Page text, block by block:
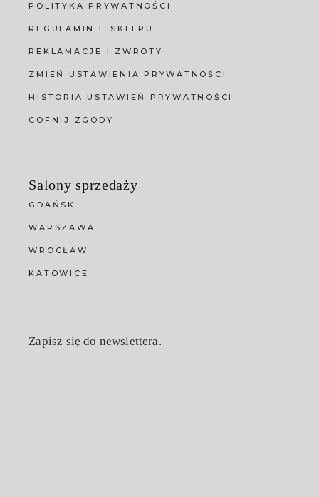
POLITYKA PRYWATNOŚCI
REGULAMIN E-SKLEPU
REKLAMACJE I ZWROTY
ZMIEŃ USTAWIENIA PRYWATNOŚCI
HISTORIA USTAWIEŃ PRYWATNOŚCI
COFNIJ ZGODY
Salony sprzedaży
GDAŃSK
WARSZAWA
WROCŁAW
KATOWICE
Zapisz się do newslettera.